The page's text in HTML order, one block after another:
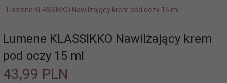
Lumene KLASSIKKO Nawilżający krem pod oczy 15 ml
Lumene KLASSIKKO Nawilżający krem
pod oczy 15 ml
43,99 PLN